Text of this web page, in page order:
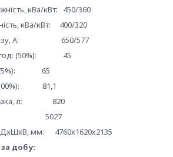
кВа/кВт: 450/360
кВа/кВт: 400/320
фазу, А: 650/577
л/год: (50%): 45
65
81,1
бака, л: 820
5027
ДхШхВ, мм: 4760х1620х2135
добу: